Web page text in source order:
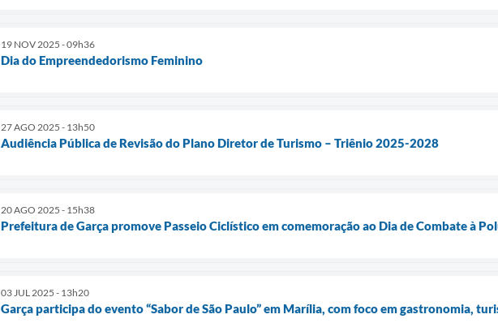
19 NOV 2025 - 09h36
Dia do Empreendedorismo Feminino
27 AGO 2025 - 13h50
Audiência Pública de Revisão do Plano Diretor de Turismo – Triênio 2025-2028
20 AGO 2025 - 15h38
Prefeitura de Garça promove Passeio Ciclístico em comemoração ao Dia de Combate à
03 JUL 2025 - 13h20
Garça participa do evento “Sabor de São Paulo” em Marília, com foco em gastronomia,